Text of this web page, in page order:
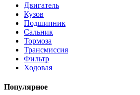
Двигатель
Кузов
Подшипник
Сальник
Тормоза
Трансмиссия
Фильтр
Ходовая
Популярное